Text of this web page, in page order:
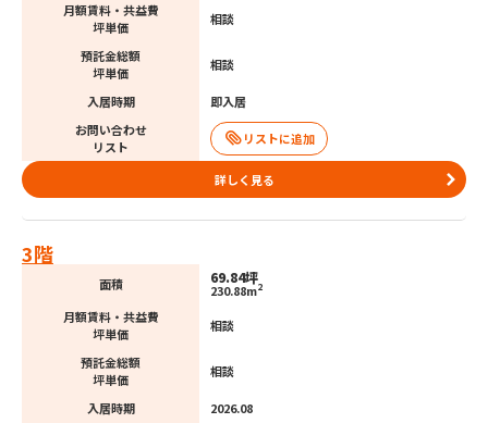
月額賃料・共益費
坪単価
相談
預託金総額
坪単価
相談
入居時期
即入居
お問い合わせ
リスト
詳しく見る
3階
面積 69.84坪
230.88m2
月額賃料・共益費
坪単価
相談
預託金総額
坪単価
相談
入居時期
2026.08